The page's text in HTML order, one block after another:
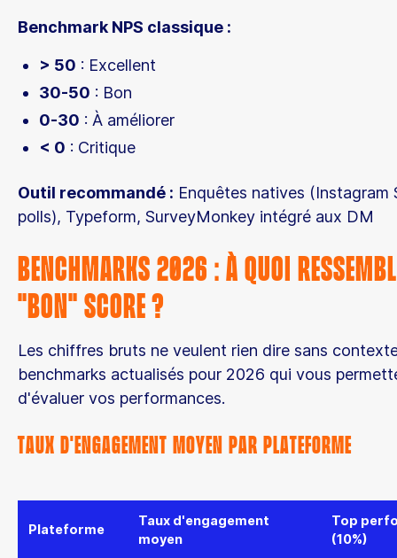
Benchmark NPS classique :
> 50 : Excellent
30-50 : Bon
0-30 : À améliorer
< 0 : Critique
Outil recommandé : Enquêtes natives (Instagram
polls), Typeform, SurveyMonkey intégré aux DM
Benchmarks 2026 : À quoi
"bon" score ?
Les chiffres bruts ne veulent rien dire sans
benchmarks actualisés pour 2026 qui vous
d'évaluer vos performances.
Taux d'engagement moyen par plateforme
Plateforme
Taux d'engagement
moyen
Top
(10%)